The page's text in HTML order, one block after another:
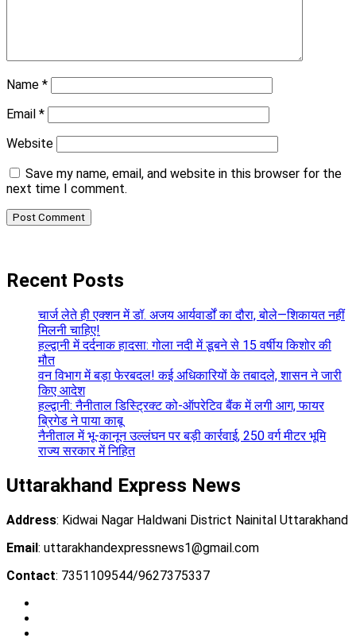
Name *
Email *
Website
Save my name, email, and website in this browser for the
next time I comment.
Recent Posts
चार्ज लेते ही एक्शन में डॉ. अजय आर्यवार्डों का दौरा, बोले—शिकायत नहीं
मिलनी चाहिए!
हल्द्वानी में दर्दनाक हादसा: गोला नदी में डूबने से 15 वर्षीय किशोर की
मौत
वन विभाग में बड़ा फेरबदल! कई अधिकारियों के तबादले, शासन ने जारी
किए आदेश
हल्द्वानी: नैनीताल डिस्ट्रिक्ट को-ऑपरेटिव बैंक में लगी आग, फायर
ब्रिगेड ने पाया काबू
नैनीताल में भू-कानून उल्लंघन पर बड़ी कार्रवाई, 250 वर्ग मीटर भूमि
राज्य सरकार में निहित
Uttarakhand Express News
Address: Kidwai Nagar Haldwani District Nainital Uttarakhand
Email: uttarakhandexpressnews1@gmail.com
Contact: 7351109544/9627375337